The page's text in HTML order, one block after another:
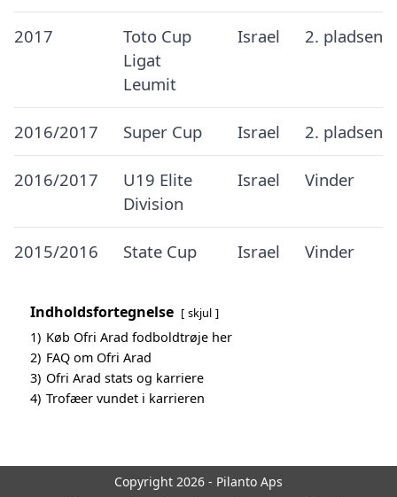
2017
Toto Cup
Ligat
Leumit
Israel 2. pladsen
2016/2017 Super Cup Israel 2. pladsen
2016/2017
U19 Elite
Division
Israel Vinder
2015/2016 State Cup Israel Vinder
Indholdsfortegnelse skjul
1) Køb Ofri Arad fodboldtrøje her
2) FAQ om Ofri Arad
3) Ofri Arad stats og karriere
4) Trofæer vundet i karrieren
Copyright 2026 - Pilanto Aps